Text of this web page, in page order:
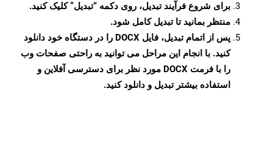
برای شروع فرآیند تبدیل، روی دکمه “تبدیل” کلیک کنید.
منتظر بمانید تا تبدیل کامل شود.
پس از اتمام تبدیل، فایل DOCX را در دستگاه خود دانلود
کنید. با انجام این مراحل می توانید به راحتی صفحات وب
را با فرمت DOCX مورد نظر برای دسترسی آفلاین و
استفاده بیشتر تبدیل و دانلود کنید.